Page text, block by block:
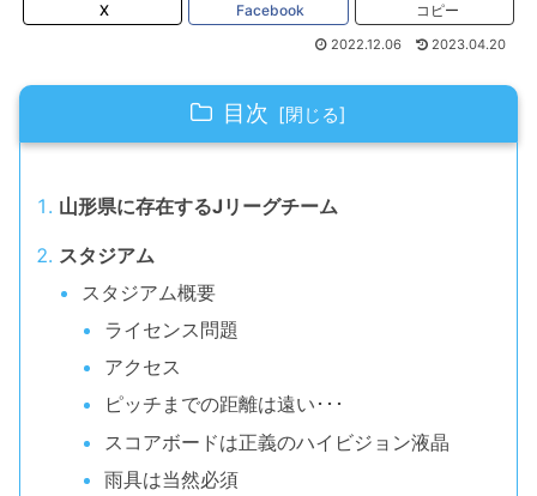
X Facebook コピー
2022.12.06 2023.04.20
目次
山形県に存在するJリーグチーム
スタジアム
スタジアム概要
ライセンス問題
アクセス
ピッチまでの距離は遠い･･･
スコアボードは正義のハイビジョン液晶
雨具は当然必須